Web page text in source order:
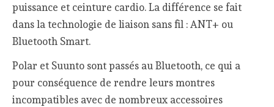
puissance et ceinture cardio. La différence se fait
dans la technologie de liaison sans fil : ANT+ ou
Bluetooth Smart.
Polar et Suunto sont passés au Bluetooth, ce qui a
pour conséquence de rendre leurs montres
incompatibles avec de nombreux accessoires